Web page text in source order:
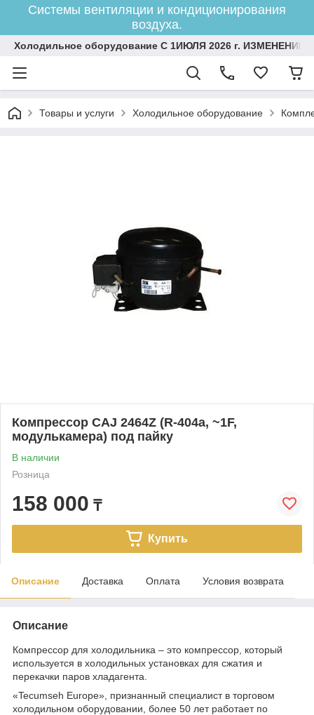
Системы вентиляции и кондиционирования
воздуха.
Холодильное оборудование С 1ИЮЛЯ 2026 г.
Товары и услуги Холодильное оборудование
Компрессор CAJ 2464Z (R-404a, ~1F,
модулькамера) под пайку
В наличии
Розница
158 000 ₸
Купить
Описание Доставка Оплата Условия возврата
Описание
Компрессор для холодильника – это компрессор, который
используется в холодильных установках для сжатия и
перекачки паров хладагента.
«Tecumseh Europe», признанный специалист в торговом
холодильном оборудовании, более 50 лет работает по